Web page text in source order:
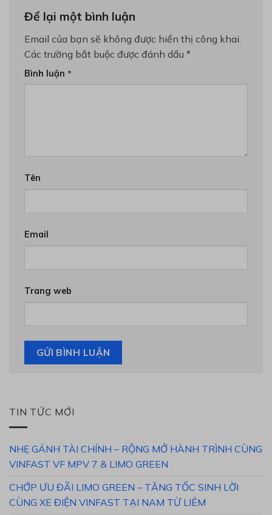
Để lại một bình luận
Email của bạn sẽ không được hiển thị công khai.
Các trường bắt buộc được đánh dấu *
Bình luận *
Tên
Email
Trang web
TIN TỨC MỚI
NHẸ GÁNH TÀI CHÍNH – RỘNG MỞ HÀNH TRÌNH CÙNG
VINFAST VF MPV 7 & LIMO GREEN
CHỚP ƯU ĐÃI LIMO GREEN – TĂNG TỐC SINH LỜI
CÙNG XE ĐIỆN VINFAST TẠI NAM TỪ LIÊM